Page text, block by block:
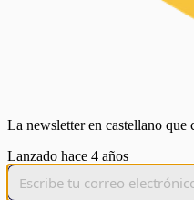
La newsletter en castellano que
Lanzado hace 4 años